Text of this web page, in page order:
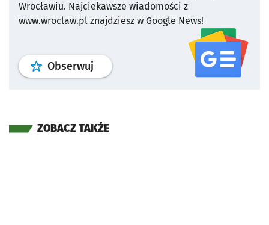
Wrocławiu. Najciekawsze wiadomości z
www.wroclaw.pl znajdziesz w Google News!
Obserwuj profil serwisu
ZOBACZ TAKŻE